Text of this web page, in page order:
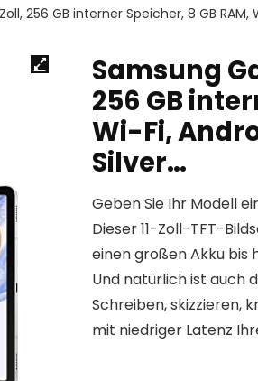
256 GB interner Speicher, 8 GB
Samsung
256 GB
Wi-Fi,
Silver…
Geben Sie Ihr Modell
Dieser 11-Zoll-TFT-
einen großen Akku bis
Und natürlich ist auch
Schreiben, skizzieren,
mit niedriger Latenz